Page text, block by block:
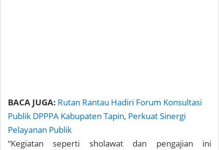
BACA JUGA: Rutan Rantau Hadiri Forum Konsultasi
Publik DPPPA Kabupaten Tapin, Perkuat Sinergi
Pelayanan Publik
“Kegiatan seperti sholawat dan pengajian ini